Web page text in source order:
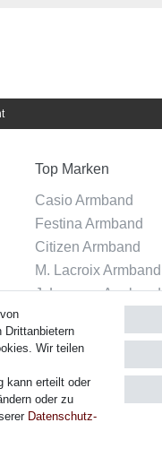
Top Marken
Casio Armband
Festina Armband
Citizen Armband
M. Lacroix Armband
J. Lemans Armband
Drittanbietern
Wir teilen
kann erteilt oder
oder zu
Daten­schutz­